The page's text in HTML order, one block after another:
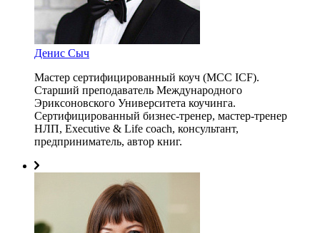
Денис Сыч
Мастер сертифицированный коуч (MCC ICF).
Старший преподаватель Международного
Эриксоновского Университета коучинга.
Сертифицированный бизнес-тренер, мастер-тренер
НЛП, Executive & Life coach, консультант,
предприниматель, автор книг.